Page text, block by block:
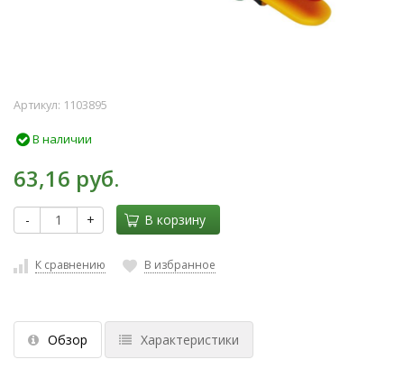
Артикул: 1103895
В наличии
63,16 руб.
- + В корзину
К сравнению В избранное
Обзор Характеристики